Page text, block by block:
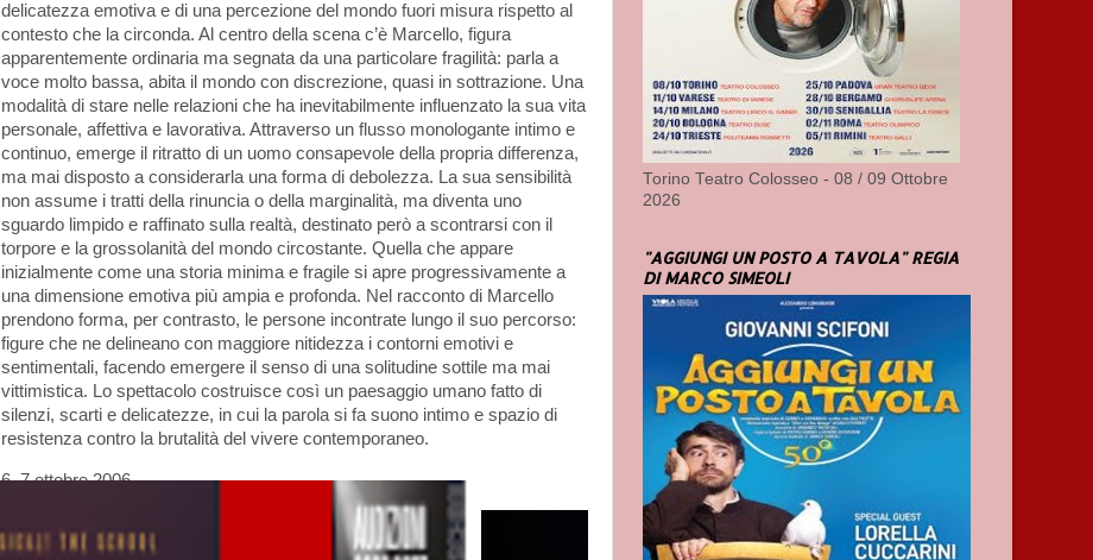
delicatezza emotiva e di una percezione del mondo fuori misura rispetto al
contesto che la circonda. Al centro della scena c’è Marcello, figura
apparentemente ordinaria ma segnata da una particolare fragilità: parla a
voce molto bassa, abita il mondo con discrezione, quasi in sottrazione. Una
modalità di stare nelle relazioni che ha inevitabilmente influenzato la sua vita
personale, affettiva e lavorativa. Attraverso un flusso monologante intimo e
continuo, emerge il ritratto di un uomo consapevole della propria differenza,
ma mai disposto a considerarla una forma di debolezza. La sua sensibilità
non assume i tratti della rinuncia o della marginalità, ma diventa uno
sguardo limpido e raffinato sulla realtà, destinato però a scontrarsi con il
torpore e la grossolanità del mondo circostante. Quella che appare
inizialmente come una storia minima e fragile si apre progressivamente a
una dimensione emotiva più ampia e profonda. Nel racconto di Marcello
prendono forma, per contrasto, le persone incontrate lungo il suo percorso:
figure che ne delineano con maggiore nitidezza i contorni emotivi e
sentimentali, facendo emergere il senso di una solitudine sottile ma mai
vittimistica. Lo spettacolo costruisce così un paesaggio umano fatto di
silenzi, scarti e delicatezze, in cui la parola si fa suono intimo e spazio di
resistenza contro la brutalità del vivere contemporaneo.
6, 7 ottobre 2006
HOTEL DALIDA
Torino Teatro Colosseo - 08 / 09 Ottobre
2026
"AGGIUNGI UN POSTO A TAVOLA" REGIA
DI MARCO SIMEOLI